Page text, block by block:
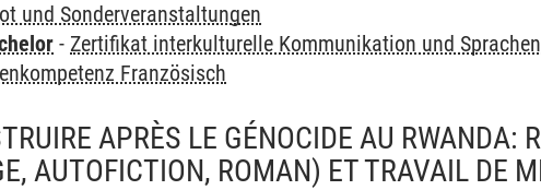
und Sonderveranstaltungen
- Zertifikat interkulturelle Kommunikation und
Französisch
APRÈS LE GÉNOCIDE AU RWANDA:
AUTOFICTION, ROMAN) ET TRAVAIL DE